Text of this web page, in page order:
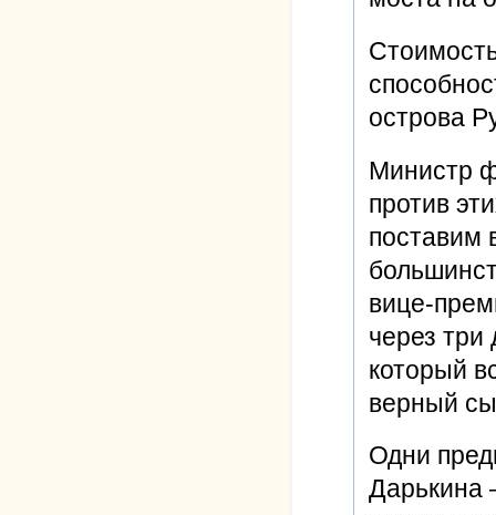
острова
Министр
против
поставим
вице-
через
который
верный
Одни
Дарькина